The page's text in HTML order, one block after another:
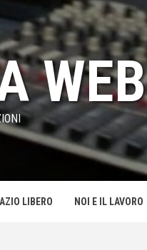
WEB
LIBERO NOI E IL LAVORO